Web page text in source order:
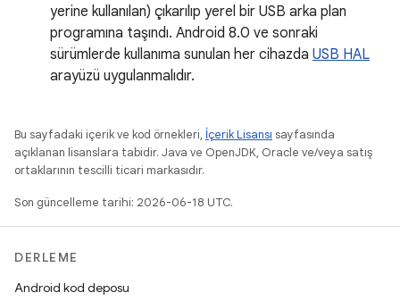
yerine kullanılan) çıkarılıp yerel bir USB arka plan
programına taşındı. Android 8.0 ve sonraki
sürümlerde kullanıma sunulan her cihazda USB HAL
arayüzü uygulanmalıdır.
Bu sayfadaki içerik ve kod örnekleri, İçerik Lisansı sayfasında
açıklanan lisanslara tabidir. Java ve OpenJDK, Oracle ve/veya satış
ortaklarının tescilli ticari markasıdır.
Son güncelleme tarihi: 2026-06-18 UTC.
DERLEME
Android kod deposu